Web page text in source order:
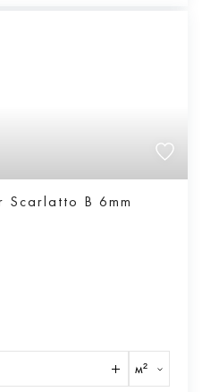
Scarlatto B 6mm
м²